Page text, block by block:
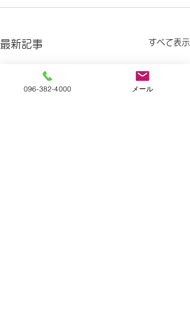
最新記事 すべて表示
096-382-4000 メール